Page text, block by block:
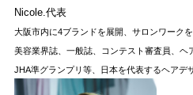
Nicole.代表
大阪市内に4ブランドを展開、サロンワーク
美容業界誌、一般誌、コンテスト審査員、ヘ
JHA準グランプリ等、日本を代表するヘアデ